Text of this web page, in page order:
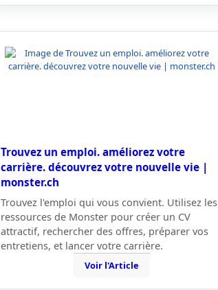
Trouvez un emploi. améliorez votre
carrière. découvrez votre nouvelle vie |
monster.ch
Trouvez l'emploi qui vous convient. Utilisez les
ressources de Monster pour créer un CV
attractif, rechercher des offres, préparer vos
entretiens, et lancer votre carrière.
Voir l'Article